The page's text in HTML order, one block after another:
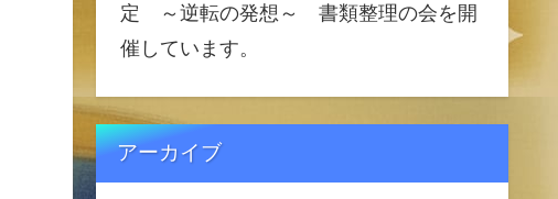
定 ～逆転の発想～ 書類整理の会を開
催しています。
アーカイブ